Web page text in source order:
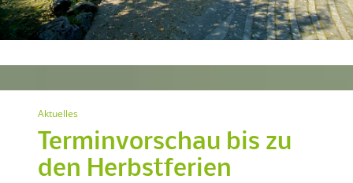
Aktuelles
Terminvorschau bis zu
den Herbstferien